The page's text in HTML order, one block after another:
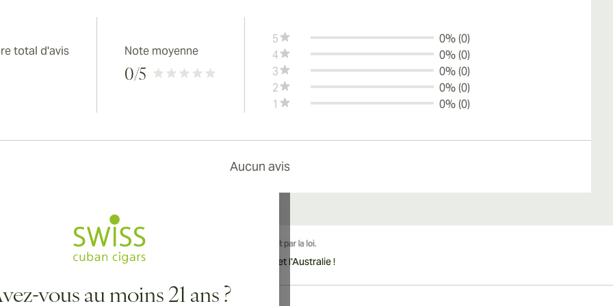
total d'avis Note moyenne
0/5
5
0% (0)
4
0% (0)
3
0% (0)
2
0% (0)
1
0% (0)
Aucun avis
vous au moins 21 ans ?
internationale disponible vers le Canada, le Royaume-Uni et l'Australie !